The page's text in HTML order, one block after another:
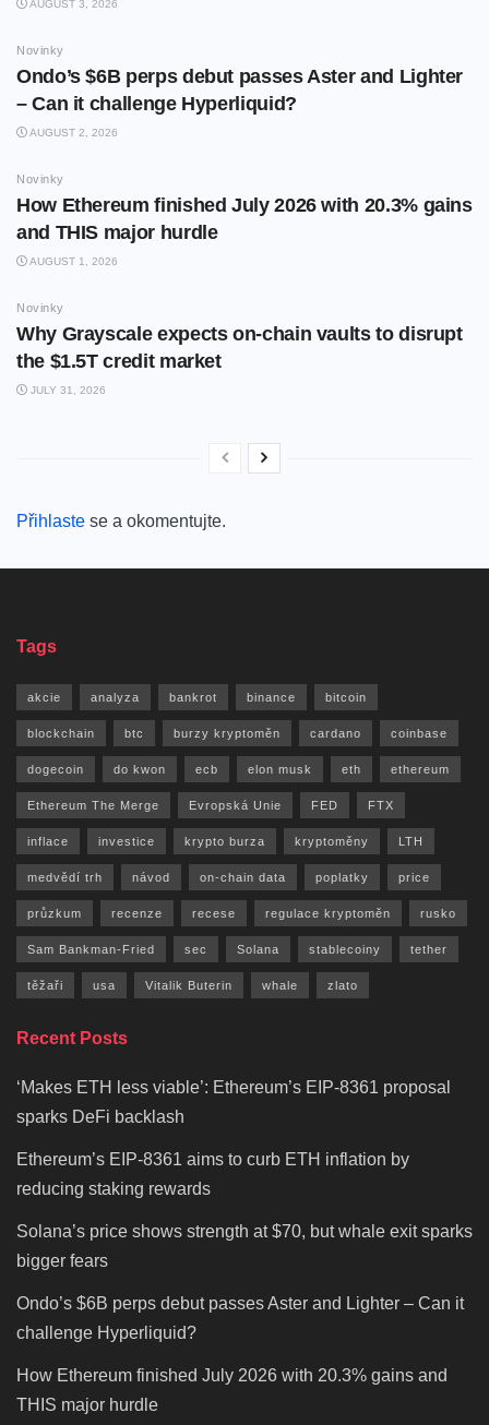
AUGUST 3, 2026
Novinky
Ondo’s $6B perps debut passes Aster and Lighter
– Can it challenge Hyperliquid?
AUGUST 2, 2026
Novinky
How Ethereum finished July 2026 with 20.3% gains
and THIS major hurdle
AUGUST 1, 2026
Novinky
Why Grayscale expects on-chain vaults to disrupt
the $1.5T credit market
JULY 31, 2026
Přihlaste se a okomentujte.
Tags
akcie analyza bankrot binance bitcoin
blockchain btc burzy kryptoměn cardano coinbase
dogecoin do kwon ecb elon musk eth ethereum
Ethereum The Merge Evropská Unie FED FTX
inflace investice krypto burza kryptoměny LTH
medvědí trh návod on-chain data poplatky price
průzkum recenze recese regulace kryptoměn rusko
Sam Bankman-Fried sec Solana stablecoiny tether
těžaři usa Vitalik Buterin whale zlato
Recent Posts
‘Makes ETH less viable’: Ethereum’s EIP-8361 proposal
sparks DeFi backlash
Ethereum’s EIP-8361 aims to curb ETH inflation by
reducing staking rewards
Solana’s price shows strength at $70, but whale exit sparks
bigger fears
Ondo’s $6B perps debut passes Aster and Lighter – Can it
challenge Hyperliquid?
How Ethereum finished July 2026 with 20.3% gains and
THIS major hurdle